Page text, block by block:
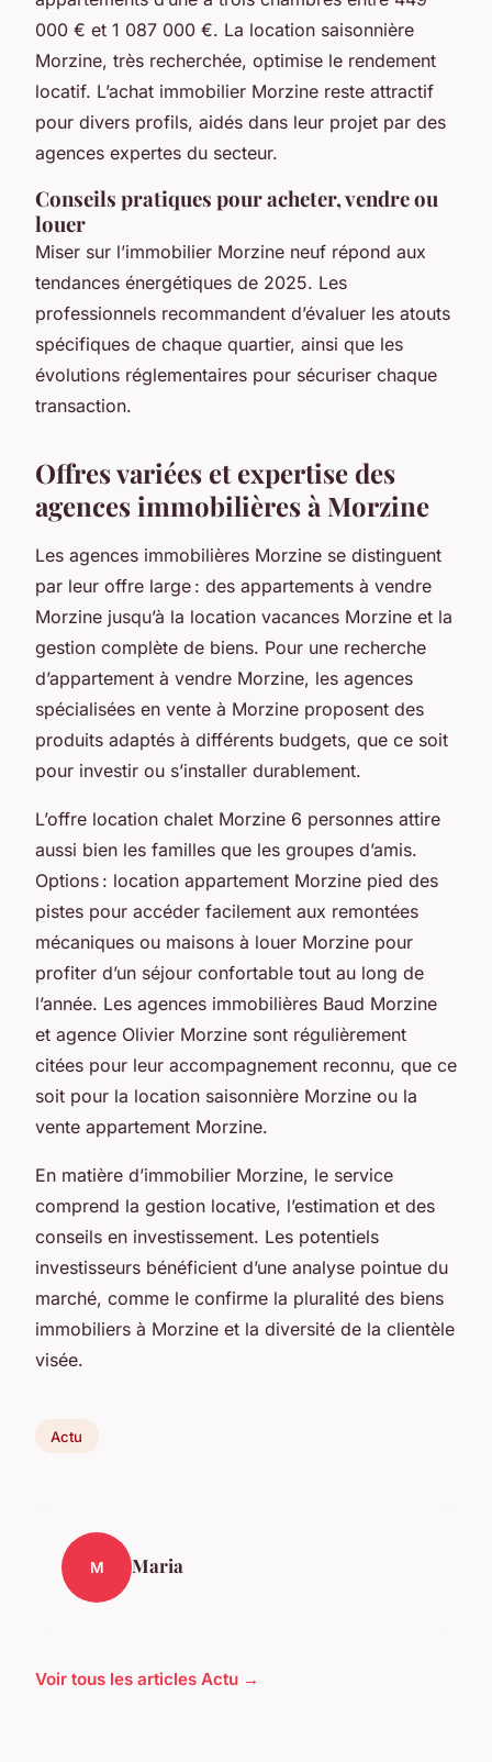
000 € et 1 087 000 €. La location saisonnière
Morzine, très recherchée, optimise le rendement
locatif. L’achat immobilier Morzine reste attractif
pour divers profils, aidés dans leur projet par des
agences expertes du secteur.
Conseils pratiques pour acheter, vendre ou
louer
Miser sur l’immobilier Morzine neuf répond aux
tendances énergétiques de 2025. Les
professionnels recommandent d’évaluer les atouts
spécifiques de chaque quartier, ainsi que les
évolutions réglementaires pour sécuriser chaque
transaction.
Offres variées et expertise des
agences immobilières à Morzine
Les agences immobilières Morzine se distinguent
par leur offre large : des appartements à vendre
Morzine jusqu’à la location vacances Morzine et la
gestion complète de biens. Pour une recherche
d’appartement à vendre Morzine, les agences
spécialisées en vente à Morzine proposent des
produits adaptés à différents budgets, que ce soit
pour investir ou s’installer durablement.
L’offre location chalet Morzine 6 personnes attire
aussi bien les familles que les groupes d’amis.
Options : location appartement Morzine pied des
pistes pour accéder facilement aux remontées
mécaniques ou maisons à louer Morzine pour
profiter d’un séjour confortable tout au long de
l’année. Les agences immobilières Baud Morzine
et agence Olivier Morzine sont régulièrement
citées pour leur accompagnement reconnu, que ce
soit pour la location saisonnière Morzine ou la
vente appartement Morzine.
En matière d’immobilier Morzine, le service
comprend la gestion locative, l’estimation et des
conseils en investissement. Les potentiels
investisseurs bénéficient d’une analyse pointue du
marché, comme le confirme la pluralité des biens
immobiliers à Morzine et la diversité de la clientèle
visée.
Actu
M Maria
Voir tous les articles Actu →